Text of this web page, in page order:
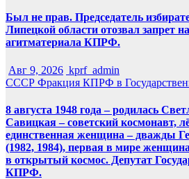
Был не прав. Председатель
Липецкой области отозвал запрет
агитматериала КПРФ.
Авг 9, 2026 kprf_admin
СССР Фракция КПРФ в
8 августа 1948 года – родилась
Савицкая – советский космонавт,
единственная женщина – дважды
(1982, 1984), первая в мире
в открытый космос. Депутат
КПРФ.